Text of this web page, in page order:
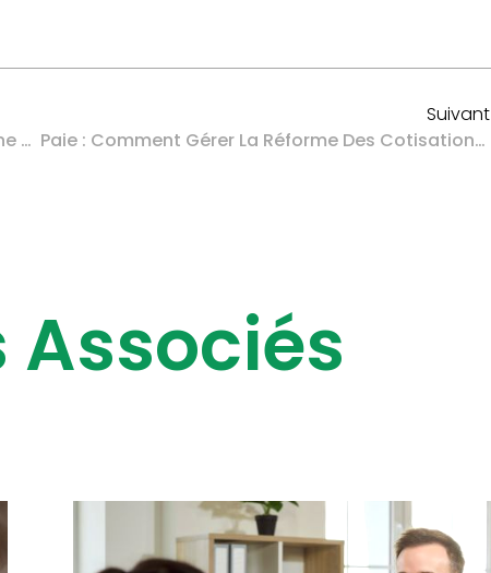
Activités Liées Aux Animaux De Compagnie : Une Réglementation Partiellement Décalée…
Suivant
Paie : Comment Gérer La Réforme Des Cotisations Patronales En 2026 ?